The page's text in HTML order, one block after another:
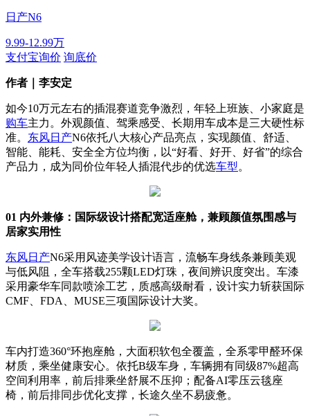
日产N6
9.99-12.99万
支付宝询价 询底价
作者｜李安定
如今10万元左右的插混赛道竞争激烈，年轻上班族、小家庭是
购车主力。外观颜值、驾乘感受、长期用车成本是三大硬性标
准。 东风日产N6依托八大核心产品亮点，实现颜值、舒适、
智能、能耗、安全全方位均衡，以“好看、好开、好省”的综合
产品力，成为同价位年轻人插混代步的优选车型。
01 内外兼修：国际级设计搭配宽适座舱，兼顾颜值氛围感与
居家实用性
东风日产N6采用风迹美学设计语言，流畅车身线条兼顾美观
与低风阻，全车搭载255颗LED灯珠，夜间辨识度突出。车漆
采用豪华车同款喷涂工艺，质感高级耐看，设计实力斩获国际
CMF、FDA、MUSE三项国际设计大奖。
车内打造360°环抱座舱，大面积软包全覆盖，全系零甲醛环保
材质，乘坐健康安心。依托B级车身，车辆拥有同级87%超高
空间利用率，前后排乘坐舒展不压抑；配备AI零压云毯座
椅，前后排同步优化支撑，长途久坐不易疲惫。